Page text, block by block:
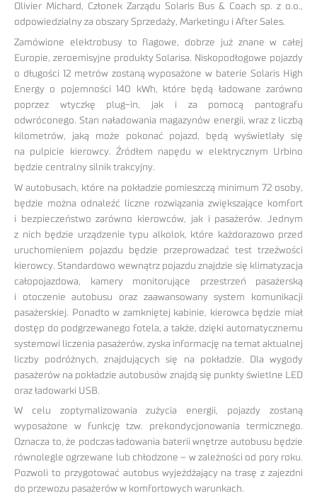
Olivier Michard, Członek Zarządu Solaris Bus & Coach sp. z o.o.,
odpowiedzialny za obszary Sprzedaży, Marketingu i After Sales.
Zamówione elektrobusy to flagowe, dobrze już znane w całej
Europie, zeroemisyjne produkty Solarisa. Niskopodłogowe pojazdy
o długości 12 metrów zostaną wyposażone w baterie Solaris High
Energy o pojemności 140 kWh, które będą ładowane zarówno
poprzez wtyczkę plug-in, jak i za pomocą pantografu
odwróconego. Stan naładowania magazynów energii, wraz z liczbą
kilometrów, jaką może pokonać pojazd, będą wyświetlały się
na pulpicie kierowcy. Źródłem napędu w elektrycznym Urbino
będzie centralny silnik trakcyjny.
W autobusach, które na pokładzie pomieszczą minimum 72 osoby,
będzie można odnaleźć liczne rozwiązania zwiększające komfort
i bezpieczeństwo zarówno kierowców, jak i pasażerów. Jednym
z nich będzie urządzenie typu alkolok, które każdorazowo przed
uruchomieniem pojazdu będzie przeprowadzać test trzeźwości
kierowcy. Standardowo wewnątrz pojazdu znajdzie się klimatyzacja
całopojazdowa, kamery monitorujące przestrzeń pasażerską
i otoczenie autobusu oraz zaawansowany system komunikacji
pasażerskiej. Ponadto w zamkniętej kabinie, kierowca będzie miał
dostęp do podgrzewanego fotela, a także, dzięki automatycznemu
systemowi liczenia pasażerów, zyska informację na temat aktualnej
liczby podróżnych, znajdujących się na pokładzie. Dla wygody
pasażerów na pokładzie autobusów znajdą się punkty świetlne LED
oraz ładowarki USB.
W celu zoptymalizowania zużycia energii, pojazdy zostaną
wyposażone w funkcję tzw. prekondycjonowania termicznego.
Oznacza to, że podczas ładowania baterii wnętrze autobusu będzie
równolegle ogrzewane lub chłodzone – w zależności od pory roku.
Pozwoli to przygotować autobus wyjeżdżający na trasę z zajezdni
do przewozu pasażerów w komfortowych warunkach.